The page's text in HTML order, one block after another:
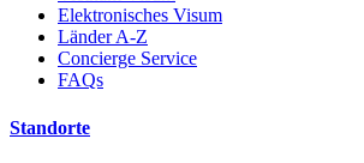
Elektronisches Visum
Länder A-Z
Concierge Service
FAQs
Standorte